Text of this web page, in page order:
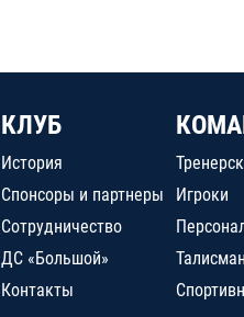
КЛУБ
История
Спонсоры и партнеры
Сотрудничество
ДС «Большой»
Контакты
Игроки
Талисман